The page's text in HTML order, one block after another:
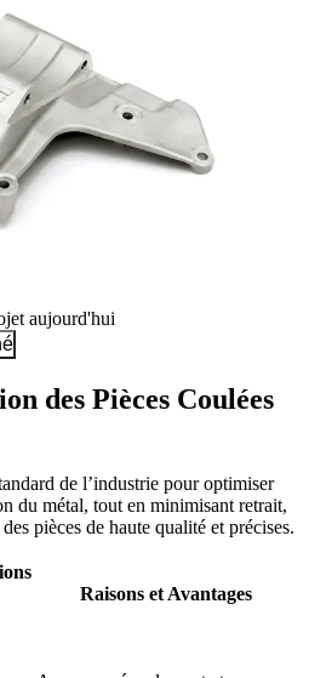
aujourd'hui
des Pièces Coulées
de l’industrie pour optimiser
du métal, tout en minimisant retrait,
pièces de haute qualité et précises.
Raisons et Avantages